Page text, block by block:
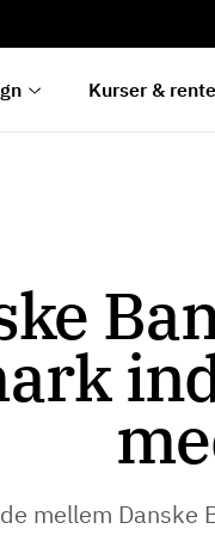
Kurser &
mellem Danske